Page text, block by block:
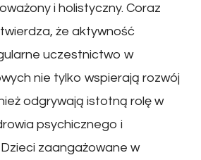
i holistyczny. Coraz
że aktywność
uczestnictwo w
nie tylko wspierają rozwój
odgrywają istotną rolę w
psychicznego i
zaangażowane w